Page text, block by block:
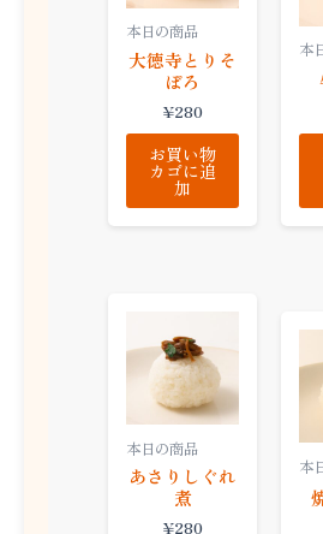
本日の商品
大徳寺とりそ
ぼろ
¥280
お買い物
カゴに追
加
本
本日の商品
あさりしぐれ
煮
¥280
本